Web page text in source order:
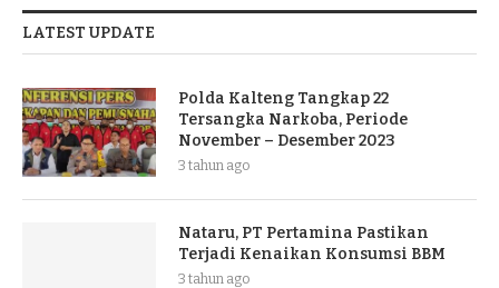
LATEST UPDATE
Polda Kalteng Tangkap 22
Tersangka Narkoba, Periode
November – Desember 2023
3 tahun ago
Nataru, PT Pertamina Pastikan
Terjadi Kenaikan Konsumsi BBM
3 tahun ago